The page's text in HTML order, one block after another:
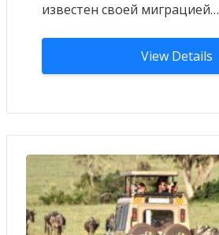
известен своей миграцией…
View Details